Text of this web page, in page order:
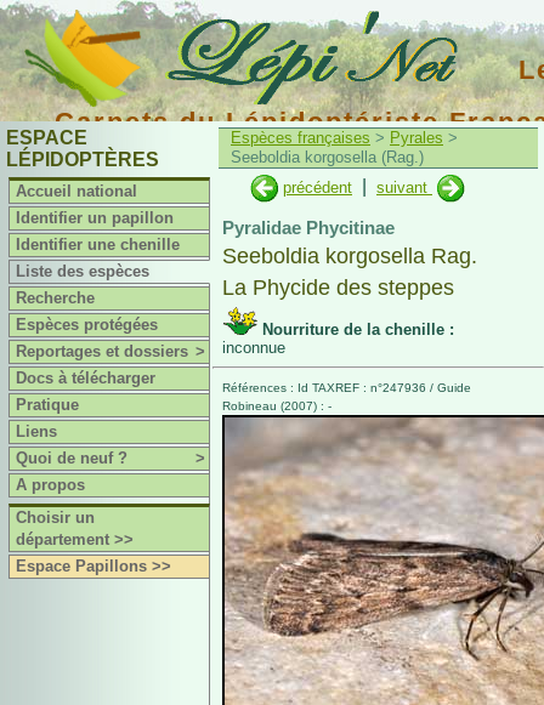
Carnets du Lépidoptériste
ESPACE
LÉPIDOPTÈRES
Accueil national
Identifier un papillon
Identifier une chenille
Liste des espèces
Recherche
Espèces protégées
Reportages et dossiers >
Docs à télécharger
Pratique
Liens
Quoi de neuf ?
>
A propos
Choisir un
département >>
Espace Papillons >>
Espèces françaises > Pyrales >
Seeboldia korgosella (Rag.)
précédent
suivant
Pyralidae Phycitinae
Seeboldia korgosella Rag.
La Phycide des steppes
Nourriture de la chenille :
inconnue
Références : Id TAXREF : n°247936 / Guide
Robineau (2007) : -